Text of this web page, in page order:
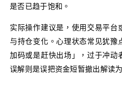
是否已趋于饱和。
实际操作建议是，使用交易平台
与持仓变化。心理状态常见犹豫
加码或是赶快出场」，过于冲动
误解则是误把资金短暂撤出解读